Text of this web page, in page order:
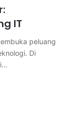
IT
peluang
Di